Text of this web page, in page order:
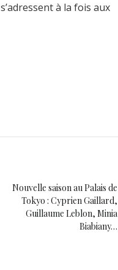
à la fois aux
Nouvelle saison au Palais de
Tokyo : Cyprien Gaillard,
Guillaume Leblon, Minia
Biabiany…